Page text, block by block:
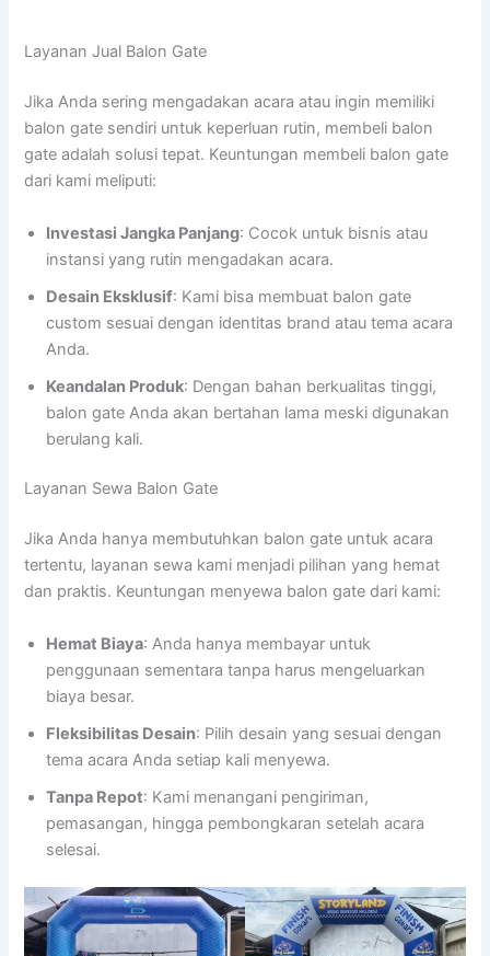
Layanan Jual Balon Gate
Jika Anda sering mengadakan acara atau ingin memiliki
balon gate sendiri untuk keperluan rutin, membeli balon
gate adalah solusi tepat. Keuntungan membeli balon gate
dari kami meliputi:
Investasi Jangka Panjang: Cocok untuk bisnis atau
instansi yang rutin mengadakan acara.
Desain Eksklusif: Kami bisa membuat balon gate
custom sesuai dengan identitas brand atau tema acara
Anda.
Keandalan Produk: Dengan bahan berkualitas tinggi,
balon gate Anda akan bertahan lama meski digunakan
berulang kali.
Layanan Sewa Balon Gate
Jika Anda hanya membutuhkan balon gate untuk acara
tertentu, layanan sewa kami menjadi pilihan yang hemat
dan praktis. Keuntungan menyewa balon gate dari kami:
Hemat Biaya: Anda hanya membayar untuk
penggunaan sementara tanpa harus mengeluarkan
biaya besar.
Fleksibilitas Desain: Pilih desain yang sesuai dengan
tema acara Anda setiap kali menyewa.
Tanpa Repot: Kami menangani pengiriman,
pemasangan, hingga pembongkaran setelah acara
selesai.